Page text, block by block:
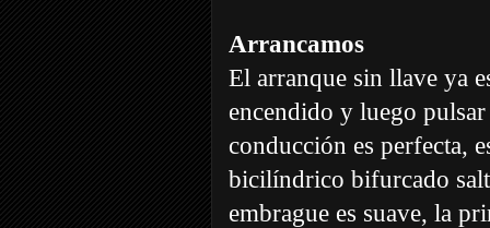
Arrancamos
El arranque sin llave ya
encendido y luego
conducción es perfecta,
bicilíndrico bifurcado
embrague es suave, la